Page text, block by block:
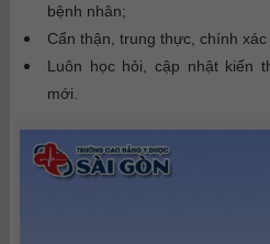
bệnh nhân;
Cẩn thận, trung thực, chính
Luôn học hỏi, cập nhật kiến
mới.